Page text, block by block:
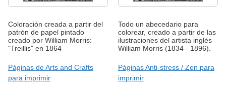
Coloración creada a partir del
patrón de papel pintado
creado por William Morris:
"Treillis" en 1864
Páginas de Arts and Crafts
para imprimir
Todo un abecedario para
colorear, creado a partir de las
ilustraciones del artista inglés
William Morris (1834 - 1896).
Páginas Anti-stress / Zen para
imprimir